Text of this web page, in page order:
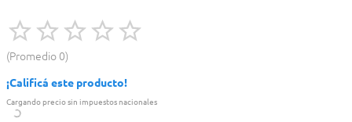
Promedio 0
¡Calificá este producto!
Cargando precio sin impuestos nacionales